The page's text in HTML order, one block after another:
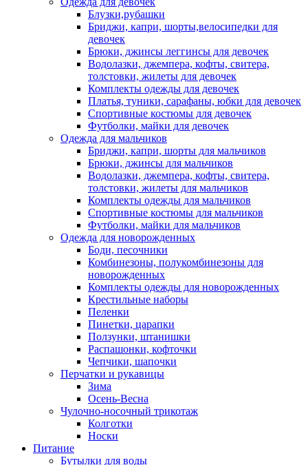
Блузки,рубашки
Бриджи, капри, шорты,велосипедки для
девочек
Брюки, джинсы леггинсы для девочек
Водолазки, джемпера, кофты, свитера,
толстовки, жилеты для девочек
Комплекты одежды для девочек
Платья, туники, сарафаны, юбки для девочек
Спортивные костюмы для девочек
Футболки, майки для девочек
Одежда для мальчиков
Бриджи, капри, шорты для мальчиков
Брюки, джинсы для мальчиков
Водолазки, джемпера, кофты, свитера,
толстовки, жилеты для мальчиков
Комплекты одежды для мальчиков
Спортивные костюмы для мальчиков
Футболки, майки для мальчиков
Одежда для новорожденных
Боди, песочники
Комбинезоны, полукомбинезоны для
новорожденных
Комплекты одежды для новорожденных
Крестильные наборы
Пеленки
Пинетки, царапки
Ползунки, штанишки
Распашонки, кофточки
Чепчики, шапочки
Перчатки и рукавицы
Зима
Осень-Весна
Чулочно-носочный трикотаж
Колготки
Носки
Питание
Бутылки для воды